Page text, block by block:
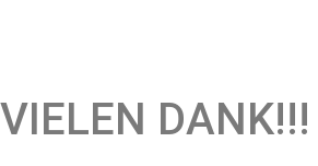
VIELEN DANK!!!